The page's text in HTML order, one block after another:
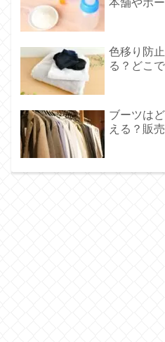
本舗やホ
色移り防
る？どこ
ブーツは
える？販